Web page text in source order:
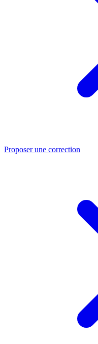
Proposer une correction